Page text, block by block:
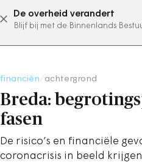
De overheid verandert
Blijf bij met de Binnenlands
abonneer
financiën achtergrond
Breda:
fasen
De risico’s en financiële
coronacrisis in beeld